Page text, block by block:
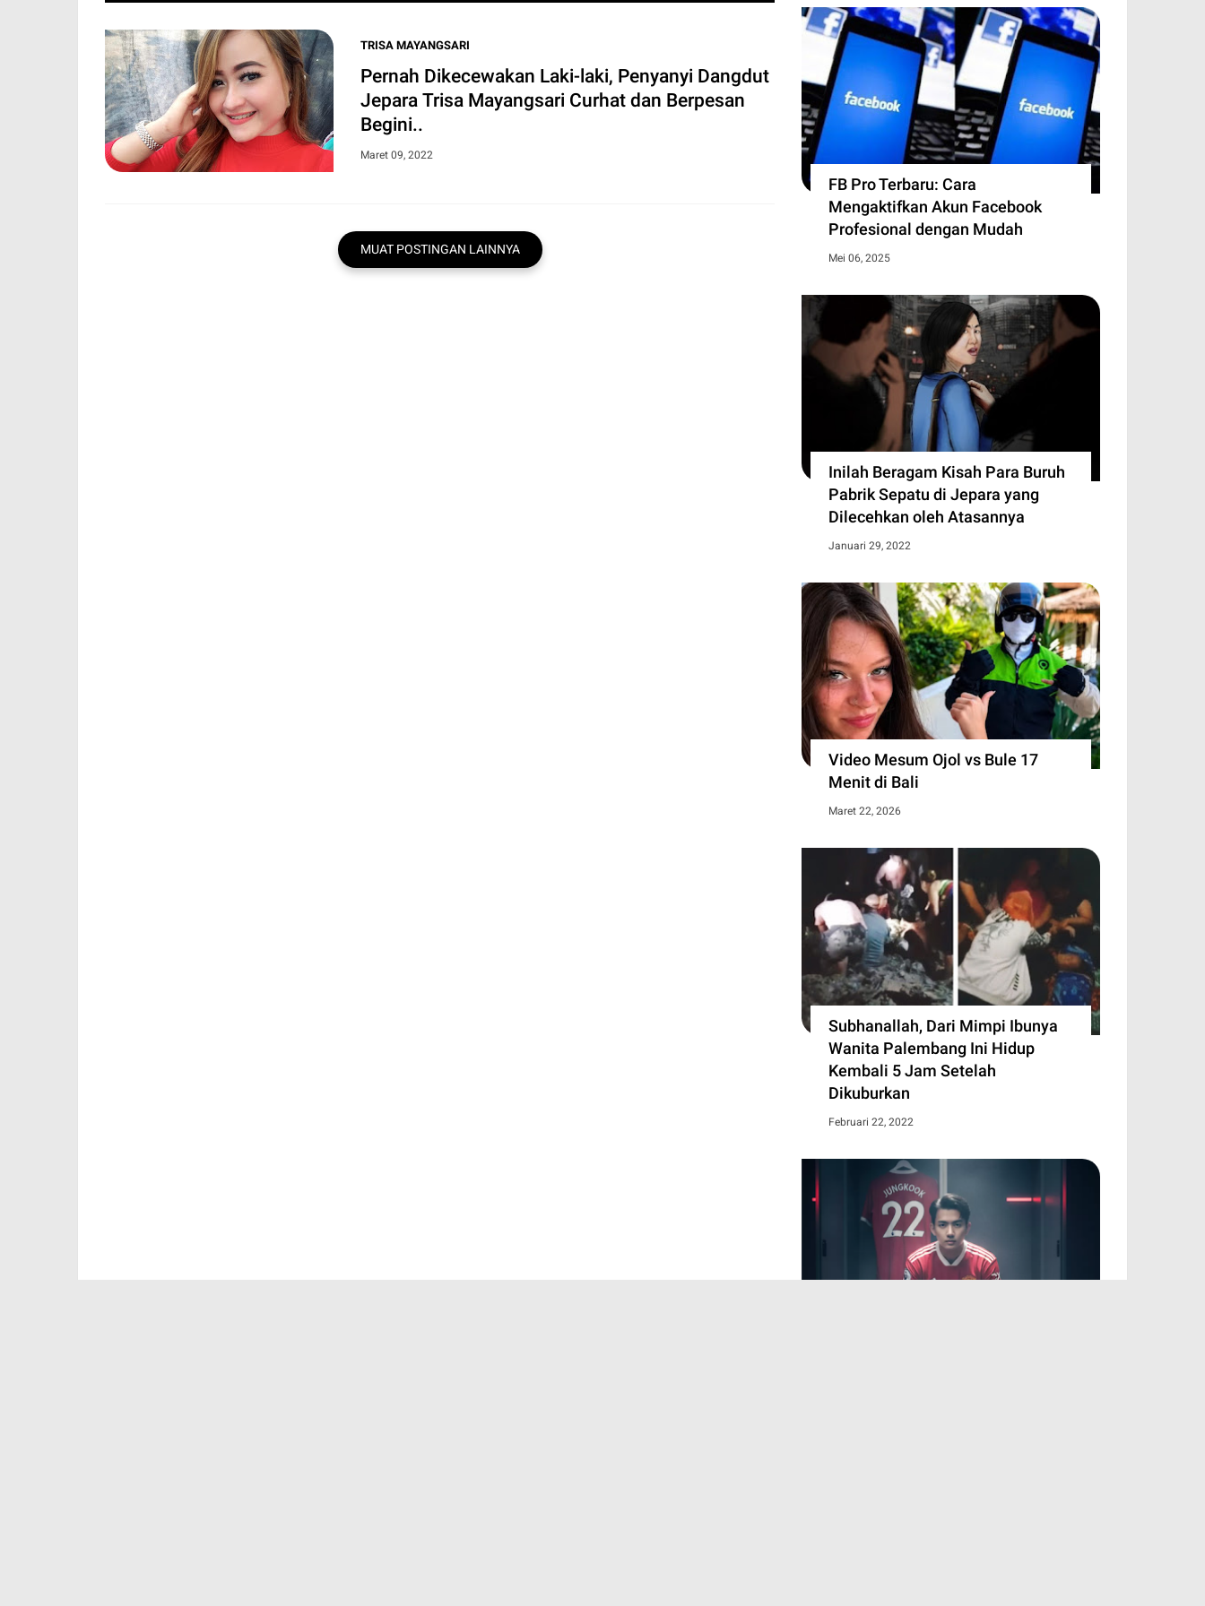
Sakit Kronis Bisa Menjerumuskan Keluarga ke Jurang
Kemiskinan, Perlindungan PBI BPJS Kesehatan Jadi Kebutuhan
Koran - Penyakit kronis tidak hanya menjadi tantangan besar bagi kesehatan masyarakat, tetapi
juga dapat memicu kemiskinan baru. Beban biaya pengobatan jangka p…
TRISA MAYANGSARI
Pernah Dikecewakan Laki-laki, Penyanyi Dangdut
Jepara Trisa Mayangsari Curhat dan Berpesan
Begini..
Maret 09, 2022
MUAT POSTINGAN LAINNYA
FB Pro Terbaru: Cara
Mengaktifkan Akun Facebook
Profesional dengan Mudah
Mei 06, 2025
Inilah Beragam Kisah Para Buruh
Pabrik Sepatu di Jepara yang
Dilecehkan oleh Atasannya
Januari 29, 2022
Video Mesum Ojol vs Bule 17
Menit di Bali
Maret 22, 2026
Subhanallah, Dari Mimpi Ibunya
Wanita Palembang Ini Hidup
Kembali 5 Jam Setelah
Dikuburkan
Februari 22, 2022